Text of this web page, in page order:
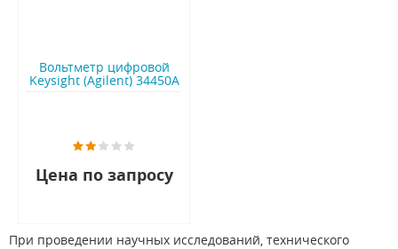
Вольтметр цифровой
Keysight (Agilent) 34450A
Цена по запросу
При проведении научных исследований, технического